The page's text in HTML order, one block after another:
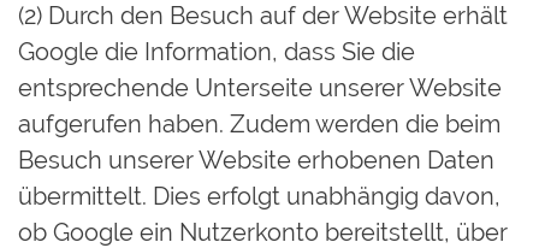
(2) Durch den Besuch auf der Website erhält
Google die Information, dass Sie die
entsprechende Unterseite unserer Website
aufgerufen haben. Zudem werden die beim
Besuch unserer Website erhobenen Daten
übermittelt. Dies erfolgt unabhängig davon,
ob Google ein Nutzerkonto bereitstellt, über